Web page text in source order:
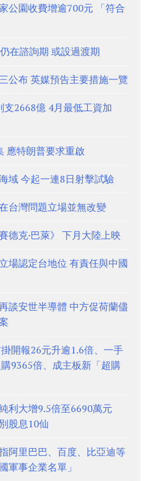
公園收費增逾700元 「符合
在諮詢期 或設過渡期
公布 英媒預告主要措施一覽
支2668億 4月最低工資加
應特朗普要求重啟
域 今起一連8日射擊試驗
台灣問題立場並無改變
德克·巴萊》 下月大陸上映
場認定台地位 有責任與中國
談安世半導體 中方促荷蘭儘
開報26元升逾1.6倍、一手
9365倍、成主板新「超購
利大增9.5倍至6690萬元
股息10仙
阿里巴巴、百度、比亞迪等
軍事企業名單」